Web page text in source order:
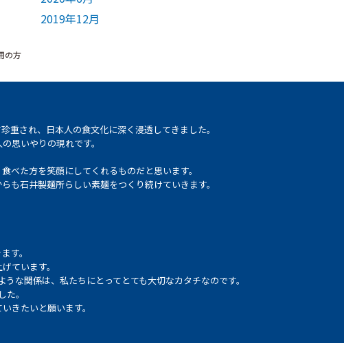
2019年12月
の方
され、日本人の食文化に深く浸透してきました。
思いやりの現れです。
た方を笑顔にしてくれるものだと思います。
石井製麺所らしい素麺をつくり続けていきます。
す。
ています。
な関係は、私たちにとってとても大切なカタチなのです。
。
きたいと願います。